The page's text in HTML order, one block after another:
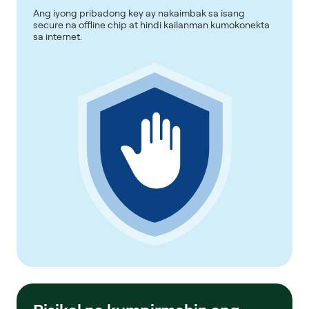
Ang iyong pribadong key ay nakaimbak sa isang
secure na offline chip at hindi kailanman kumokonekta
sa internet.